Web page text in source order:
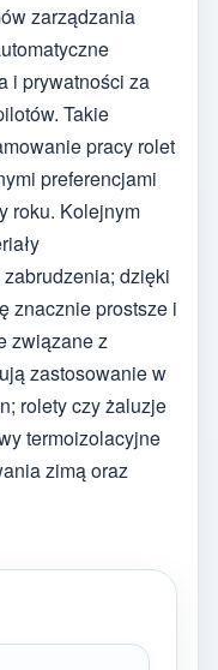
zarządzania
i prywatności za
Takie
pracy rolet
preferencjami
roku. Kolejnym
dzięki
znacznie prostsze i
związane z
zastosowanie w
rolety czy żaluzje
termoizolacyjne
zimą oraz